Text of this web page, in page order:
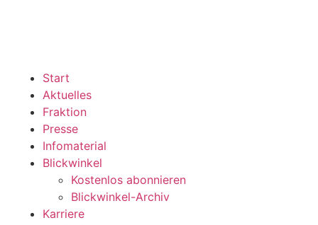
Start
Aktuelles
Fraktion
Presse
Infomaterial
Blickwinkel
Kostenlos abonnieren
Blickwinkel-Archiv
Karriere